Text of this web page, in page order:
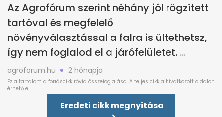
Az Agrofórum szerint néhány jól rögzített
tartóval és megfelelő
növényválasztással a falra is ültethetsz,
így nem foglalod el a járófelületet.
agroforum.hu 2 hónapja
Eredeti cikk megnyitása